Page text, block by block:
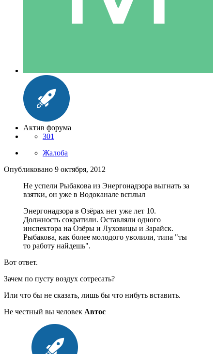
Актив форума
301
Жалоба
Опубликовано 9 октября, 2012
Не успели Рыбакова из Энергонадзора выгнать за
взятки, он уже в Водоканале всплыл
Энергонадзора в Озёрах нет уже лет 10.
Должность сократили. Оставляли одного
инспектора на Озёры и Луховицы и Зарайск.
Рыбакова, как более молодого уволили, типа "ты
то работу найдешь".
Вот ответ.
Зачем по пусту воздух сотресать?
Или что бы не сказать, лишь бы что нибуть вставить.
Не честный вы человек Автос